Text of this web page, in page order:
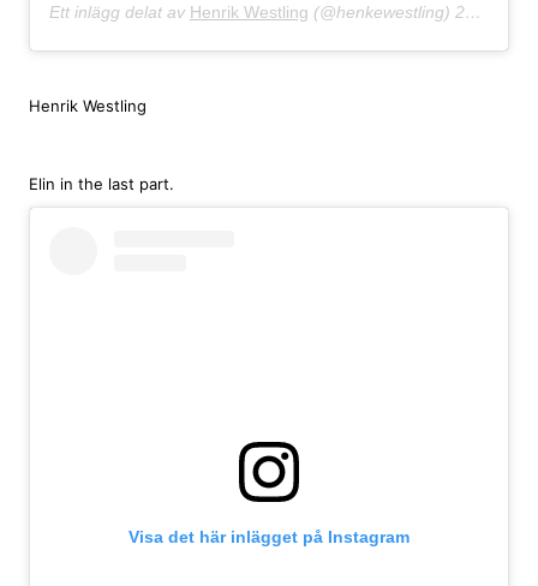
Ett inlägg delat av Henrik Westling (@henkewestling) 21 Mar 2016 kl. 10:12 PDT
Henrik Westling
Elin in the last part.
Visa det här inlägget på Instagram